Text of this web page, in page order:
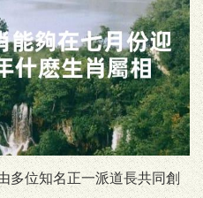
多位知名正一派道長共同創